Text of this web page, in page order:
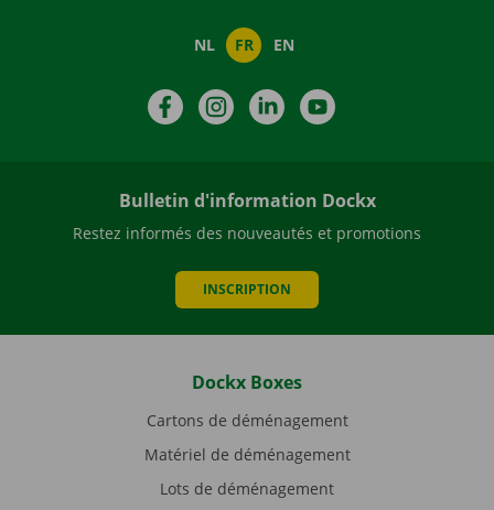
NL FR EN
FacebookInstagramLinkedIn
Bulletin d'information Dockx
Restez informés des nouveautés et promotions
INSCRIPTION
Dockx Boxes
Cartons de déménagement
Matériel de déménagement
Lots de déménagement